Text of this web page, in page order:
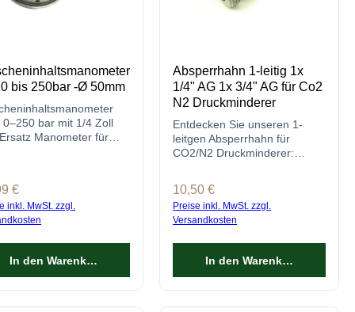
bis 250bar -Ø 50mm
0–250 bar mit 1/4 Zoll
Manometer für
Preis:
€
inkl. MwSt. zzgl.
In den Warenkorb
Absperrhahn 1-leitig 1x
1/4" AG 1x 3/4" AG für Co2
N2 Druckminderer
Entdecken Sie unseren 1-
leitgen Absperrhahn für
CO2/N2 Druckminderer:
Regulärer Preis:
10,50 €
Preise inkl. MwSt. zzgl.
Versandkosten
In den Warenkorb